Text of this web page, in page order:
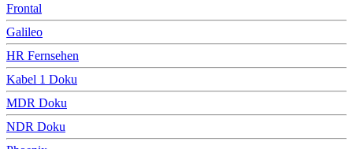
Frontal
Galileo
HR Fernsehen
Kabel 1 Doku
MDR Doku
NDR Doku